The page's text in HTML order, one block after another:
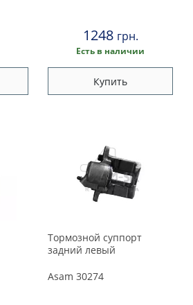
1248 грн.
Есть в наличии
Купить
Тормозной суппорт
задний левый
Asam 30274